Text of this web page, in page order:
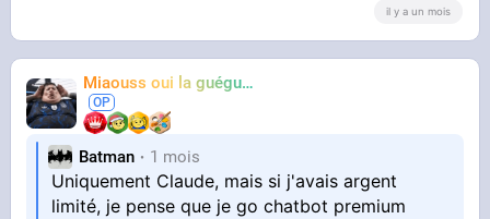
il y a un mois
Miaouss oui la guéguérre
Batman 1 mois
Uniquement Claude, mais si j'avais argent
limité, je pense que je go chatbot premium